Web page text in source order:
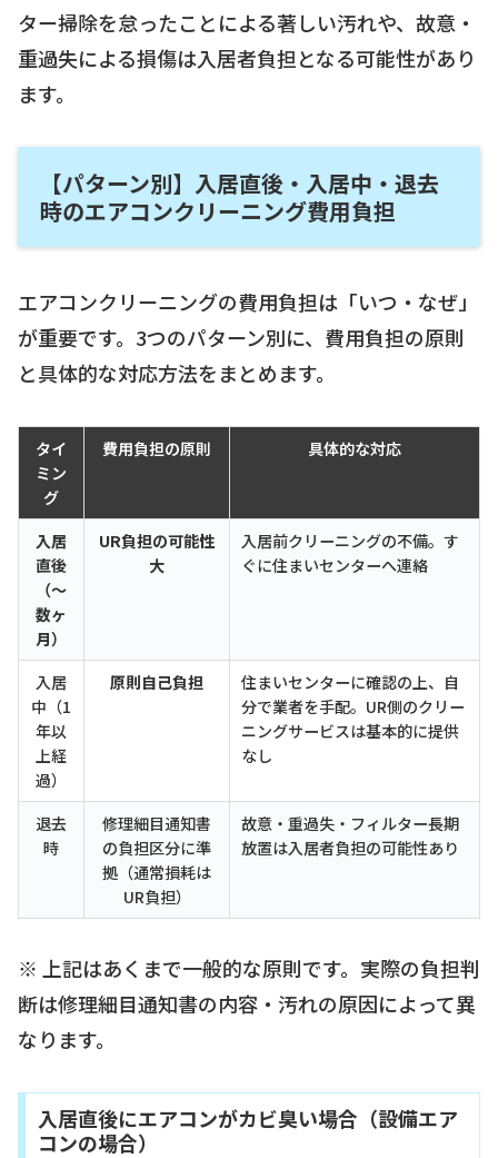
ター掃除を怠ったことによる著しい汚れや、故意・
重過失による損傷は入居者負担となる可能性があり
ます。
【パターン別】入居直後・入居中・退去
時のエアコンクリーニング費用負担
エアコンクリーニングの費用負担は「いつ・なぜ」
が重要です。3つのパターン別に、費用負担の原則
と具体的な対応方法をまとめます。
タイ
ミン
グ
費用負担の原則 具体的な対応
入居
直後
（〜
数ヶ
月）
UR負担の可能性
大
入居前クリーニングの不備。す
ぐに住まいセンターへ連絡
入居
中（1
年以
上経
過）
原則自己負担
住まいセンターに確認の上、自
分で業者を手配。UR側のクリー
ニングサービスは基本的に提供
なし
退去
時
修理細目通知書
の負担区分に準
拠（通常損耗は
UR負担）
故意・重過失・フィルター長期
放置は入居者負担の可能性あり
※ 上記はあくまで一般的な原則です。実際の負担判
断は修理細目通知書の内容・汚れの原因によって異
なります。
入居直後にエアコンがカビ臭い場合（設備エア
コンの場合）